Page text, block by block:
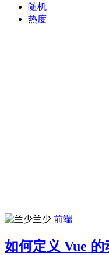
随机
热度
兰少 前端
如何定义 Vue